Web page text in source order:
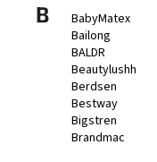
B
BabyMatex
Bailong
BALDR
Beautylushh
Berdsen
Bestway
Bigstren
Brandmac